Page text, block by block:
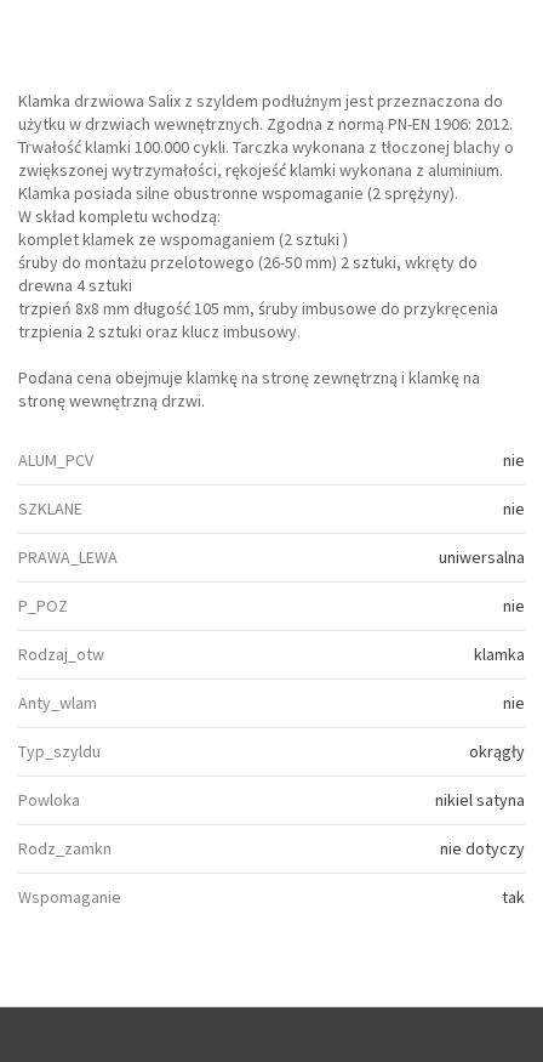
Klamka drzwiowa Salix z szyldem podłużnym jest przeznaczona do
użytku w drzwiach wewnętrznych. Zgodna z normą PN-EN 1906: 2012.
Trwałość klamki 100.000 cykli. Tarczka wykonana z tłoczonej blachy o
zwiększonej wytrzymałości, rękojeść klamki wykonana z aluminium.
Klamka posiada silne obustronne wspomaganie (2 sprężyny).
W skład kompletu wchodzą:
komplet klamek ze wspomaganiem (2 sztuki )
śruby do montażu przelotowego (26-50 mm) 2 sztuki, wkręty do
drewna 4 sztuki
trzpień 8x8 mm długość 105 mm, śruby imbusowe do przykręcenia
trzpienia 2 sztuki oraz klucz imbusowy.
Podana cena obejmuje klamkę na stronę zewnętrzną i klamkę na
stronę wewnętrzną drzwi.
ALUM_PCV nie
SZKLANE nie
PRAWA_LEWA uniwersalna
P_POZ nie
Rodzaj_otw klamka
Anty_wlam nie
Typ_szyldu okrągły
Powloka nikiel satyna
Rodz_zamkn nie dotyczy
Wspomaganie tak